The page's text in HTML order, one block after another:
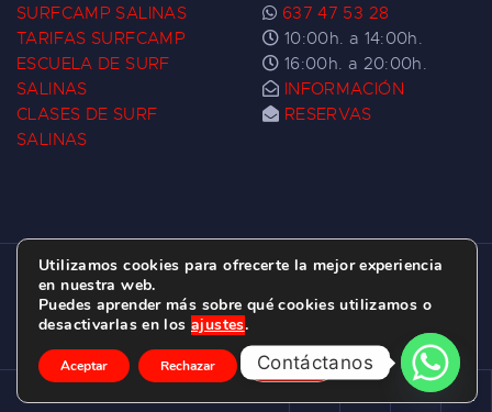
SURFCAMP SALINAS
TARIFAS SURFCAMP
ESCUELA DE SURF
SALINAS
CLASES DE SURF
SALINAS
637 47 53 28
10:00h. a 14:00h.
16:00h. a 20:00h.
INFORMACIÓN
RESERVAS
ESCUELA DE SURF LAS DUNAS ©
C/ BERNARDO ÁLVAREZ GALAN 1, SALINAS
(ASTURIAS)
Utilizamos cookies para ofrecerte la mejor experiencia
en nuestra web.
Puedes aprender más sobre qué cookies utilizamos o
desactivarlas en los ajustes.
Aceptar Rechazar Ajustes
Contáctanos